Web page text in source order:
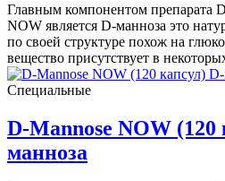
Главным компонентом препарата
NOW является D-манноза это
по своей структуре похож на
вещество присутствует в
Специальные
D-Mannose NOW (120
манноза